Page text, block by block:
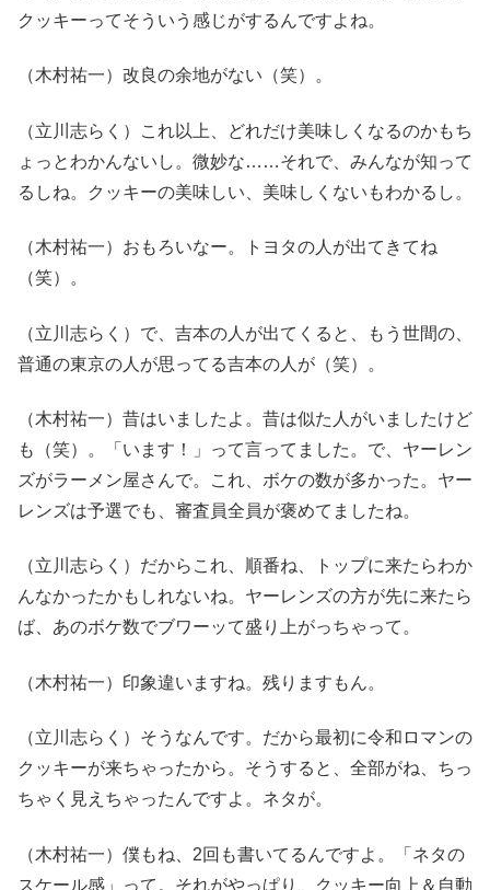
クッキーってそういう感じがするんですよね。
（木村祐一）改良の余地がない（笑）。
（立川志らく）これ以上、どれだけ美味しくなるのかもち
ょっとわかんないし。微妙な……それで、みんなが知って
るしね。クッキーの美味しい、美味しくないもわかるし。
（木村祐一）おもろいなー。トヨタの人が出てきてね
（笑）。
（立川志らく）で、吉本の人が出てくると、もう世間の、
普通の東京の人が思ってる吉本の人が（笑）。
（木村祐一）昔はいましたよ。昔は似た人がいましたけど
も（笑）。「います！」って言ってました。で、ヤーレン
ズがラーメン屋さんで。これ、ボケの数が多かった。ヤー
レンズは予選でも、審査員全員が褒めてましたね。
（立川志らく）だからこれ、順番ね、トップに来たらわか
んなかったかもしれないね。ヤーレンズの方が先に来たら
ば、あのボケ数でブワーッて盛り上がっちゃって。
（木村祐一）印象違いますね。残りますもん。
（立川志らく）そうなんです。だから最初に令和ロマンの
クッキーが来ちゃったから。そうすると、全部がね、ちっ
ちゃく見えちゃったんですよ。ネタが。
（木村祐一）僕もね、2回も書いてるんですよ。「ネタの
スケール感」って。それがやっぱり、クッキー向上＆自動